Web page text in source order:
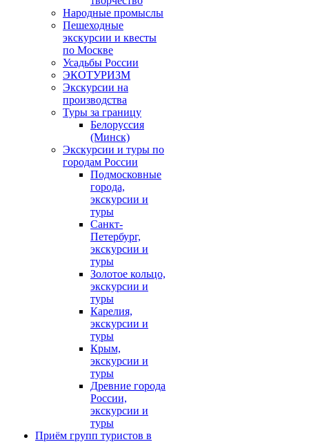
Народные промыслы
Пешеходные
экскурсии и квесты
по Москве
Усадьбы России
ЭКОТУРИЗМ
Экскурсии на
производства
Туры за границу
Белоруссия
(Минск)
Экскурсии и туры по
городам России
Подмосковные
города,
экскурсии и
туры
Санкт-
Петербург,
экскурсии и
туры
Золотое кольцо,
экскурсии и
туры
Карелия,
экскурсии и
туры
Крым,
экскурсии и
туры
Древние города
России,
экскурсии и
туры
Приём групп туристов в